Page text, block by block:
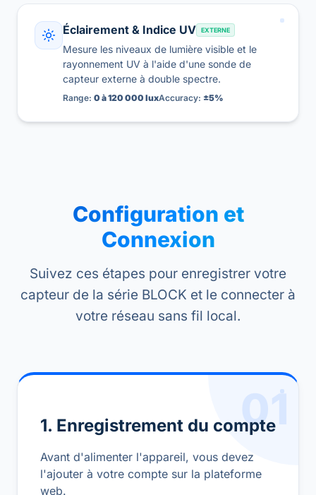
Éclairement & Indice UV EXTERNE
Mesure les niveaux de lumière visible et le
rayonnement UV à l'aide d'une sonde de
capteur externe à double spectre.
Range: 0 à 120 000 luxAccuracy: ±5%
Configuration et
Connexion
Suivez ces étapes pour enregistrer votre
capteur de la série BLOCK et le connecter à
votre réseau sans fil local.
01
1. Enregistrement du compte
Avant d'alimenter l'appareil, vous devez
l'ajouter à votre compte sur la plateforme
web.